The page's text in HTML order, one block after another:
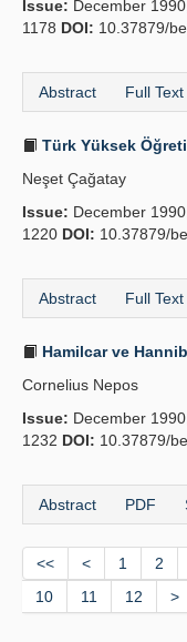
Issue: December
1178 DOI: 10.37879/
Abstract Full Text
Türk Yüksek
Neşet Çağatay
Issue: December
1220 DOI: 10.37879/
Abstract Full Text
Hamilcar ve
Cornelius Nepos
Issue: December
1232 DOI: 10.37879/
Abstract PDF
<< < 1 2
10
11 12 >